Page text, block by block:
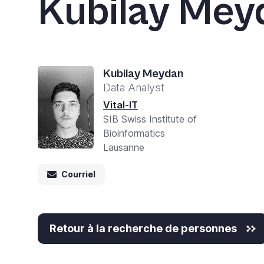
Kubilay
Kubilay Meydan
Data Analyst
Vital-IT
SIB Swiss Institute of
Bioinformatics
Lausanne
Courriel
Retour à la recherche de personnes